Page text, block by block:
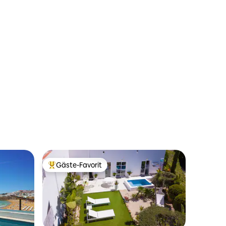
Beliebter Gäste-Favorit.
Gäste-Favorit